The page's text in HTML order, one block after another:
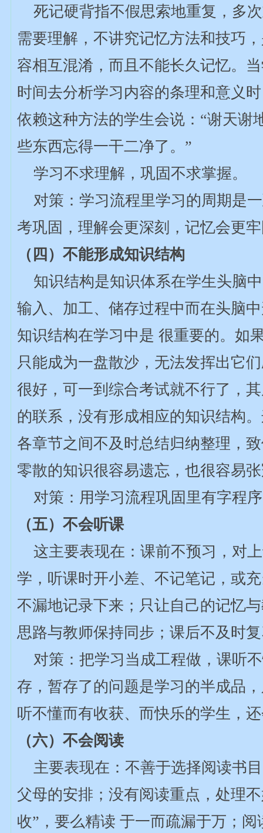
死记硬背指不假思索地重复，多
需要理解，不讲究记忆方法和技巧
容相互混淆，而且不能长久记忆。
时间去分析学习内容的条理和意义
依赖这种方法的学生会说：“谢天谢
些东西忘得一干二净了。”
学习不求理解，巩固不求掌握。
对策：学习流程里学习的周期是
考巩固，理解会更深刻，记忆会更
（四）不能形成知识结构
知识结构是知识体系在学生头脑
输入、加工、储存过程中而在头脑
知识结构在学习中是 很重要的。如
只能成为一盘散沙，无法发挥出它
很好，可一到综合考试就不行了，
的联系，没有形成相应的知识结构
各章节之间不及时总结归纳整理，
零散的知识很容易遗忘，也很容易
对策：用学习流程巩固里有字程
（五）不会听课
这主要表现在：课前不预习，对
学，听课时开小差、不记笔记，或
不漏地记录下来；只让自己的记忆
思路与教师保持同步；课后不及时
对策：把学习当成工程做，课听
存，暂存了的问题是学习的半成品
听不懂而有收获、而快乐的学生，
（六）不会阅读
主要表现在：不善于选择阅读书
父母的安排；没有阅读重点，处理
收”，要么精读 于一而疏漏于万；